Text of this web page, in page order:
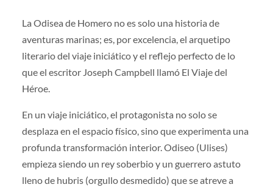
La Odisea de Homero no es solo una historia de
aventuras marinas; es, por excelencia, el arquetipo
literario del viaje iniciático y el reflejo perfecto de lo
que el escritor Joseph Campbell llamó El Viaje del
Héroe.
En un viaje iniciático, el protagonista no solo se
desplaza en el espacio físico, sino que experimenta una
profunda transformación interior. Odiseo (Ulises)
empieza siendo un rey soberbio y un guerrero astuto
lleno de hubris (orgullo desmedido) que se atreve a